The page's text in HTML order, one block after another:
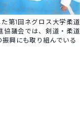
第1回ネグロス大学柔道
協議会では、剣道・柔道
興にも取り組んでいる